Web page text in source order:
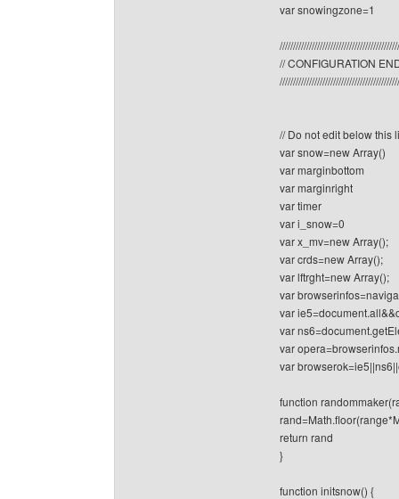
var snowingzone=1
// CONFIGURATION
// Do not edit below this
var snow=new Array()
var marginbottom
var marginright
var timer
var i_snow=0
var x_mv=new Array();
var crds=new Array();
var lftrght=new Array();
var
var
var
var
var
function
return rand
}
function initsnow() {